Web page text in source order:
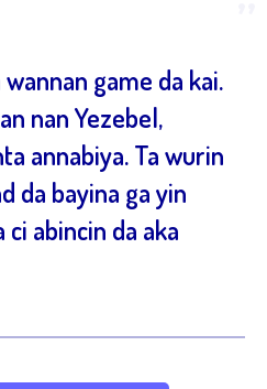
wannan game da kai.
nan Yezebel,
annabiya. Ta wurin
da bayina ga yin
abincin da aka